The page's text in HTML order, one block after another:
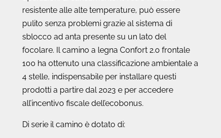
resistente alle alte temperature, può essere
pulito senza problemi grazie al sistema di
sblocco ad anta presente su un lato del
focolare. Il camino a legna Confort 2.0 frontale
100 ha ottenuto una classificazione ambientale a
4 stelle, indispensabile per installare questi
prodotti a partire dal 2023 e per accedere
all’incentivo fiscale dell’ecobonus.
Di serie il camino è dotato di: